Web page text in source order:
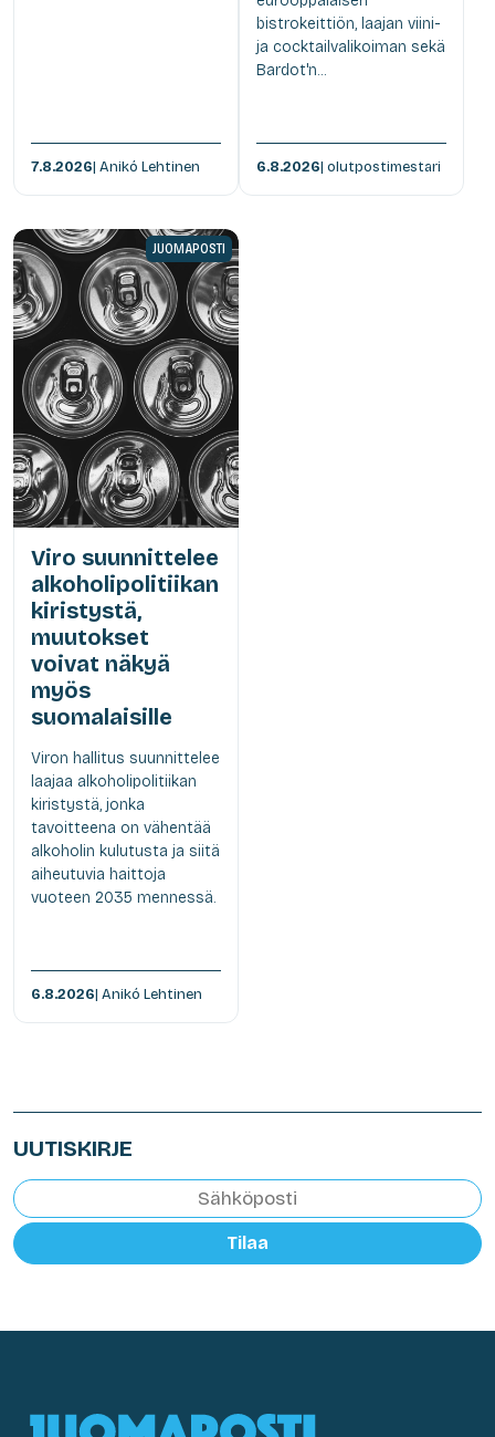
7.8.2026| Anikó Lehtinen
bistrokeittiön, laajan viini-
ja cocktailvalikoiman sekä
Bardot'n...
6.8.2026| olutpostimestari
JUOMAPOSTI
Viro suunnittelee
alkoholipolitiikan
kiristystä,
muutokset
voivat näkyä
myös
suomalaisille
Viron hallitus suunnittelee
laajaa alkoholipolitiikan
kiristystä, jonka
tavoitteena on vähentää
alkoholin kulutusta ja siitä
aiheutuvia haittoja
vuoteen 2035 mennessä.
6.8.2026| Anikó Lehtinen
UUTISKIRJE
Tilaa